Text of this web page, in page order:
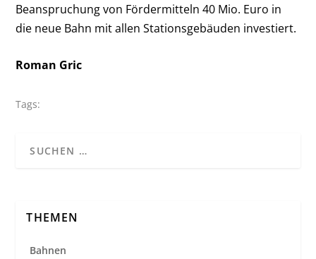
Beanspruchung von Fördermitteln 40 Mio. Euro in
die neue Bahn mit allen Stationsgebäuden investiert.
Roman Gric
Tags:
THEMEN
Bahnen